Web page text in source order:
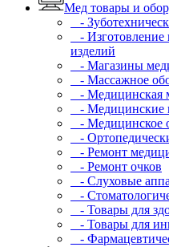
Мед товары и
-
- Изготовление
изделий
- Магазины
- Массажное
- Медицинская
- Медицинские
- Медицинское
-
- Ремонт
- Ремонт очков
- Слуховые
-
- Товары для
- Товары для
-